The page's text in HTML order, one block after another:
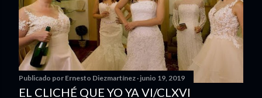
Publicado por Ernesto Diezmartínez junio 19, 2019
EL CLICHÉ QUE YO YA VI/CLXVI